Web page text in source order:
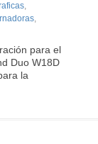
,
,
para el
Duo W18D
la